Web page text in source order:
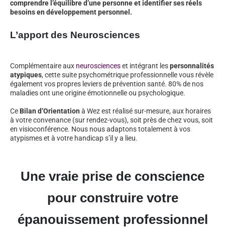
comprendre l’équilibre d’une personne et identifier ses réels
besoins en développement personnel.
L’apport des Neurosciences
Complémentaire aux neuroscienceset intégrant lespersonnalités
atypiques, cette suite psychométrique professionnelle vous révèle
également vos propres leviers de prévention santé. 80% de nos
maladies ont une origine émotionnelle ou psychologique.
Ce Bilan d’Orientation à Wez est réalisé sur-mesure, aux horaires
à votre convenance (sur rendez-vous), soit près de chez vous, soit
en visioconférence. Nous nous adaptons totalement à vos
atypismes et à votre handicap s’il y a lieu.
Une vraie prise de conscience
pour construire votre
épanouissement professionnel